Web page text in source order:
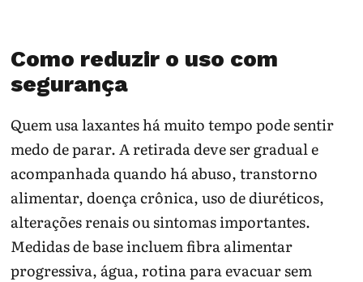
Como reduzir o uso com
segurança
Quem usa laxantes há muito tempo pode sentir
medo de parar. A retirada deve ser gradual e
acompanhada quando há abuso, transtorno
alimentar, doença crônica, uso de diuréticos,
alterações renais ou sintomas importantes.
Medidas de base incluem fibra alimentar
progressiva, água, rotina para evacuar sem